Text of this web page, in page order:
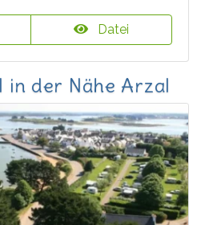
Datei
in der Nähe Arzal